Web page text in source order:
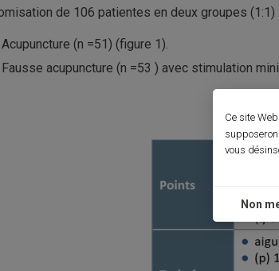
de 106 patientes en deux groupes (1:1) :
Acupuncture (n =51) (figure 1).
Fausse acupuncture (n =53 ) avec stimulation
Ce site
vous
Non